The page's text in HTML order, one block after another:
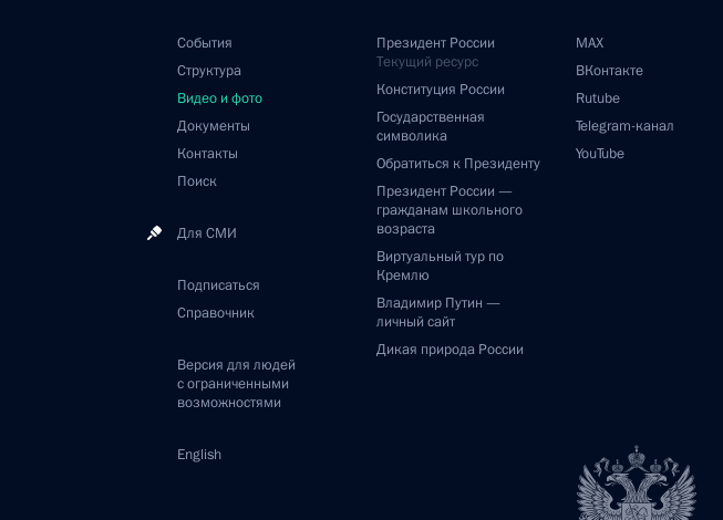
События
Структура
Видео и фото
Документы
Контакты
Поиск
Для СМИ
Подписаться
Справочник
Версия для людей
с ограниченными
возможностями
English
Президент России
Текущий ресурс
Конституция России
Государственная
символика
Обратиться к Президенту
Президент России —
гражданам школьного
возраста
Виртуальный тур по
Кремлю
Владимир Путин —
личный сайт
Дикая природа России
MAX
ВКонтакте
Rutube
Telegram-канал
YouTube